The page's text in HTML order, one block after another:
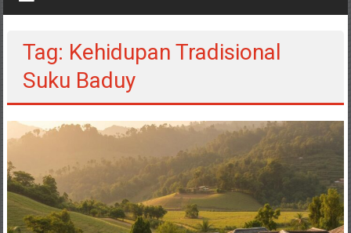
Tag: Kehidupan Tradisional
Suku Baduy